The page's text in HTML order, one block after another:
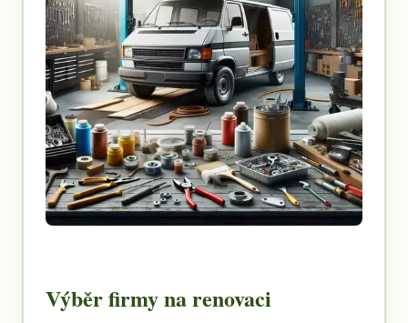
Výběr firmy na renovaci